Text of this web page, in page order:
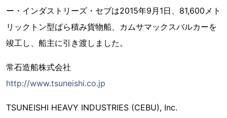
ー・インダストリーズ・セブは2015年9月1日、81,600メト
リックトン型ばら積み貨物船、カムサマックスバルカーを
竣工し、船主に引き渡しました。
常石造船株式会社
http://www.tsuneishi.co.jp
TSUNEISHI HEAVY INDUSTRIES (CEBU), Inc.